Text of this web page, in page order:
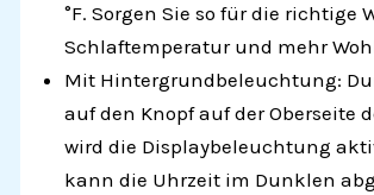
°F. Sorgen Sie so für die richtige
Schlaftemperatur und mehr
Mit Hintergrundbeleuchtung:
auf den Knopf auf der Oberseite
wird die Displaybeleuchtung
kann die Uhrzeit im Dunklen